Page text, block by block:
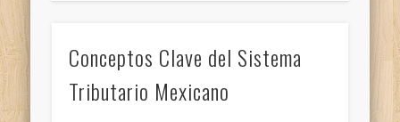
Conceptos Clave del Sistema
Tributario Mexicano